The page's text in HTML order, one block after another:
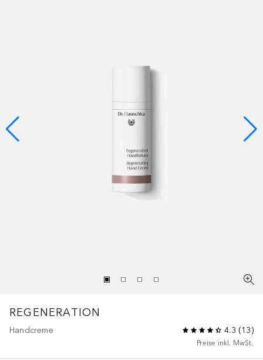
REGENERATION
Handcreme 4.3 (13)
Preise inkl. MwSt.